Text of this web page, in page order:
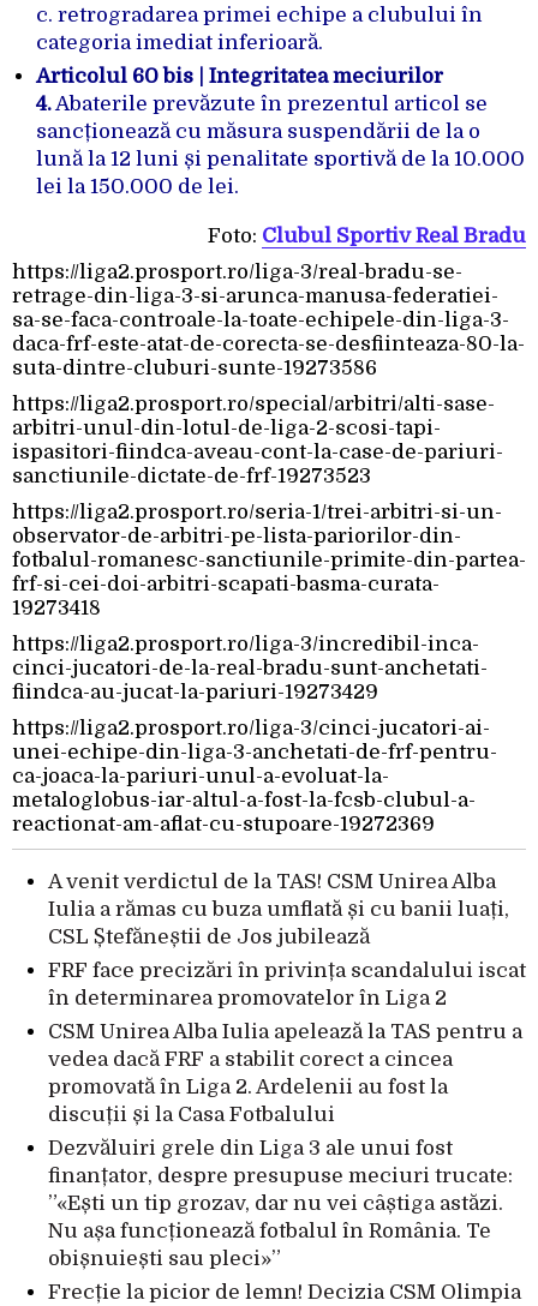
c. retrogradarea primei echipe a clubului în
categoria imediat inferioară.
Articolul 60 bis | Integritatea meciurilor
4. Abaterile prevăzute în prezentul articol se
sancționează cu măsura suspendării de la o
lună la 12 luni și penalitate sportivă de la 10.000
lei la 150.000 de lei.
Foto: Clubul Sportiv Real Bradu
https://liga2.prosport.ro/liga-3/real-bradu-se-
retrage-din-liga-3-si-arunca-manusa-federatiei-
sa-se-faca-controale-la-toate-echipele-din-liga-3-
daca-frf-este-atat-de-corecta-se-desfiinteaza-80-la-
suta-dintre-cluburi-sunte-19273586
https://liga2.prosport.ro/special/arbitri/alti-sase-
arbitri-unul-din-lotul-de-liga-2-scosi-tapi-
ispasitori-fiindca-aveau-cont-la-case-de-pariuri-
sanctiunile-dictate-de-frf-19273523
https://liga2.prosport.ro/seria-1/trei-arbitri-si-un-
observator-de-arbitri-pe-lista-pariorilor-din-
fotbalul-romanesc-sanctiunile-primite-din-partea-
frf-si-cei-doi-arbitri-scapati-basma-curata-
19273418
https://liga2.prosport.ro/liga-3/incredibil-inca-
cinci-jucatori-de-la-real-bradu-sunt-anchetati-
fiindca-au-jucat-la-pariuri-19273429
https://liga2.prosport.ro/liga-3/cinci-jucatori-ai-
unei-echipe-din-liga-3-anchetati-de-frf-pentru-
ca-joaca-la-pariuri-unul-a-evoluat-la-
metaloglobus-iar-altul-a-fost-la-fcsb-clubul-a-
reactionat-am-aflat-cu-stupoare-19272369
A venit verdictul de la TAS! CSM Unirea Alba
Iulia a rămas cu buza umflată și cu banii luați,
CSL Ștefăneștii de Jos jubilează
FRF face precizări în privința scandalului iscat
în determinarea promovatelor în Liga 2
CSM Unirea Alba Iulia apelează la TAS pentru a
vedea dacă FRF a stabilit corect a cincea
promovată în Liga 2. Ardelenii au fost la
discuții și la Casa Fotbalului
Dezvăluiri grele din Liga 3 ale unui fost
finanțator, despre presupuse meciuri trucate:
”«Ești un tip grozav, dar nu vei câștiga astăzi.
Nu așa funcționează fotbalul în România. Te
obișnuiești sau pleci»”
Frecție la picior de lemn! Decizia CSM Olimpia